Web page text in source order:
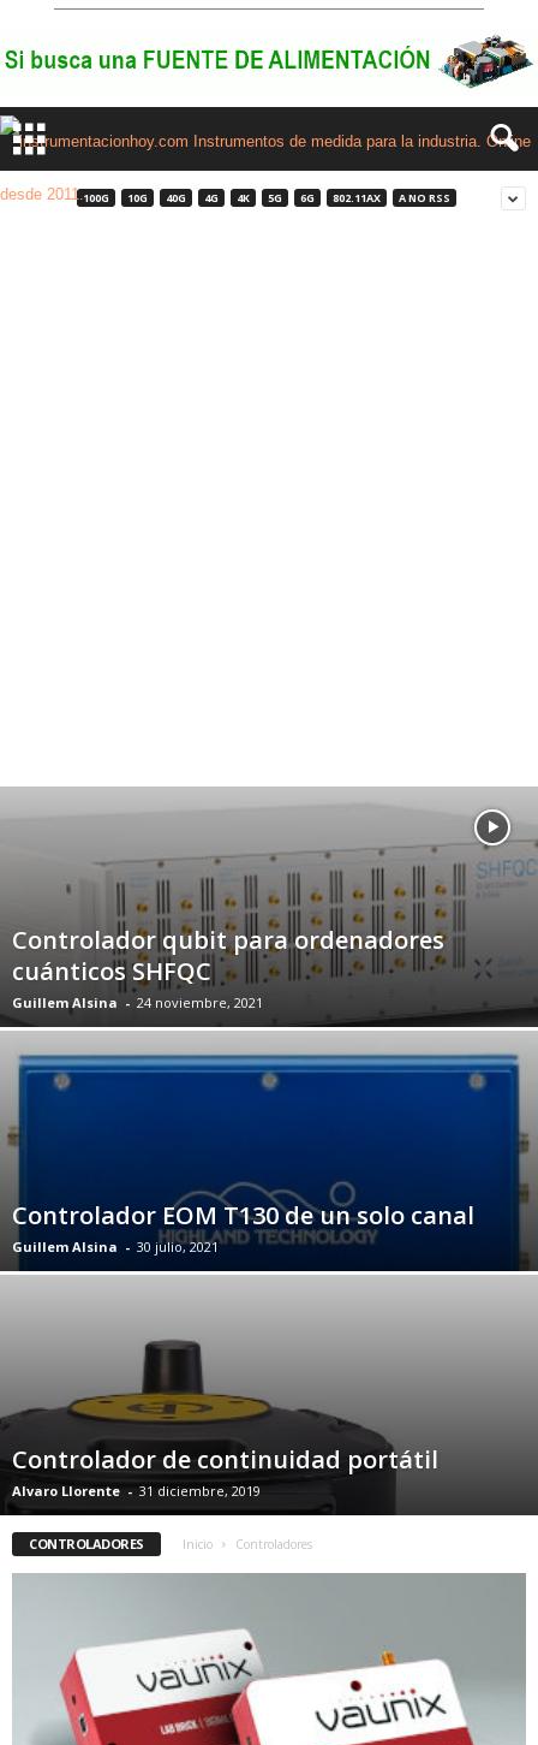
100G 10G 40G 4G 4K 5G 6G 802.11AX A NO RSS
Controlador qubit para ordenadores
cuánticos SHFQC
Guillem Alsina - 24 noviembre, 2021
Controlador EOM T130 de un solo canal
Guillem Alsina - 30 julio, 2021
Controlador de continuidad portátil
Alvaro Llorente - 31 diciembre, 2019
CONTROLADORES Inicio Controladores